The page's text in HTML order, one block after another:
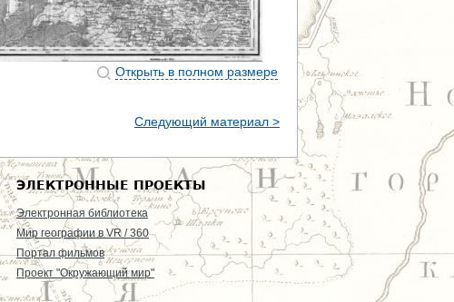
Открыть в полном размере
Следующий материал >
ЭЛЕКТРОННЫЕ ПРОЕКТЫ
Электронная библиотека
Мир географии в VR / 360
Портал фильмов
Проект "Окружающий мир"